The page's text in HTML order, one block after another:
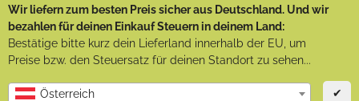
Wir liefern zum besten Preis sicher aus Deutschland. Und wir
bezahlen für deinen Einkauf Steuern in deinem Land:
Bestätige bitte kurz dein Lieferland innerhalb der EU, um
Preise bzw. den Steuersatz für deinen Standort zu sehen...
Österreich ✔